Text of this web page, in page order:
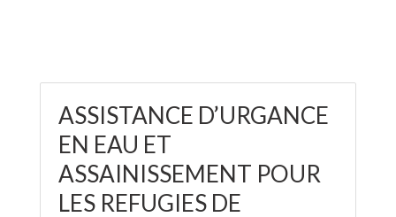
ASSISTANCE D’URGANCE
EN EAU ET
ASSAINISSEMENT POUR
LES REFUGIES DE